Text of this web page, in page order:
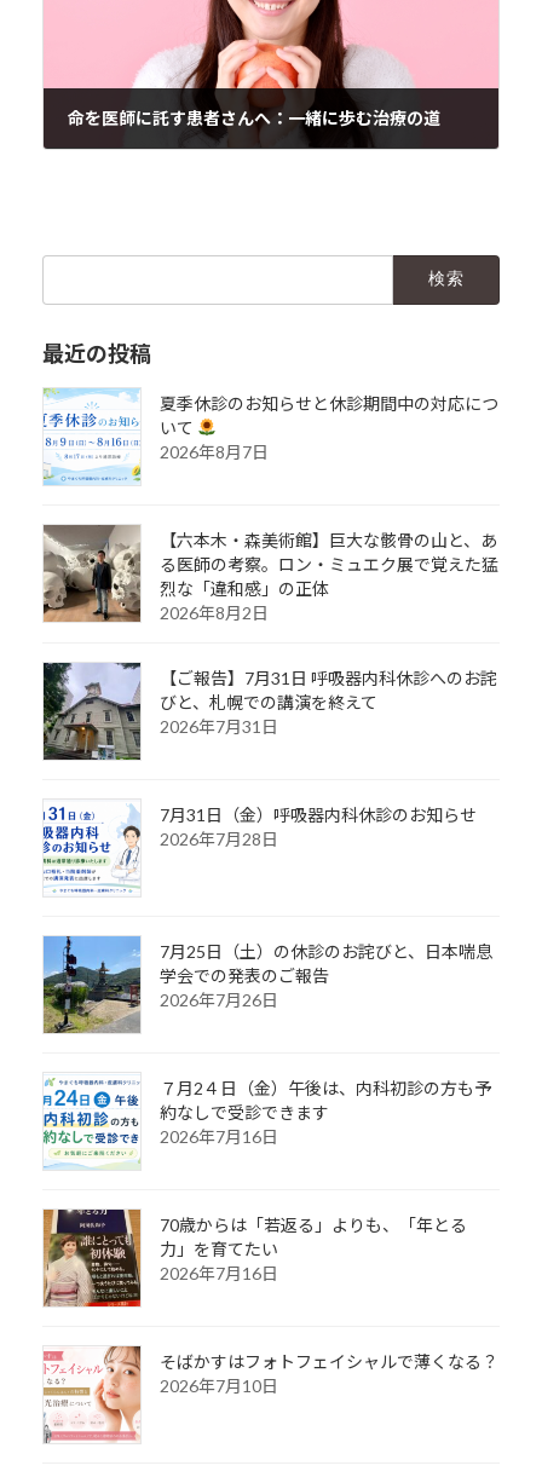
命を医師に託す患者さんへ：一緒に歩む治療の道
最近の投稿
夏季休診のお知らせと休診期間中の対応につ
いて
2026年8月7日
【六本木・森美術館】巨大な骸骨の山と、あ
る医師の考察。ロン・ミュエク展で覚えた猛
烈な「違和感」の正体
2026年8月2日
【ご報告】7月31日 呼吸器内科休診へのお詫
びと、札幌での講演を終えて
2026年7月31日
7月31日（金）呼吸器内科休診のお知らせ
2026年7月28日
7月25日（土）の休診のお詫びと、日本喘息
学会での発表のご報告
2026年7月26日
７月2４日（金）午後は、内科初診の方も予
約なしで受診できます
2026年7月16日
70歳からは「若返る」よりも、「年とる
力」を育てたい
2026年7月16日
そばかすはフォトフェイシャルで薄くなる？
2026年7月10日